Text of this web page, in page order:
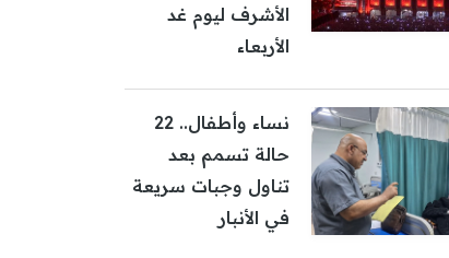
الأشرف ليوم غد
الأربعاء
نساء وأطفال.. 22
حالة تسمم بعد
تناول وجبات سريعة
في الأنبار